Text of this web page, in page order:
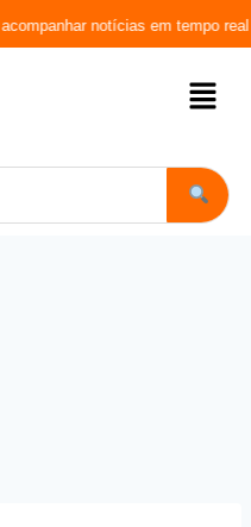
notícias em tempo real